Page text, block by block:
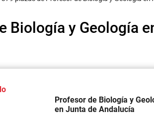
Biología y Geología
Profesor de Biología y
en Junta de Andalucía